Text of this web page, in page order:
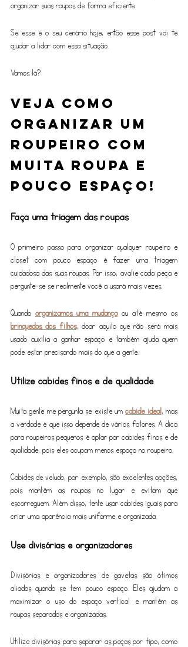
organizar suas roupas de forma eficiente.
Se esse é o seu cenário hoje, então esse post vai te
ajudar a lidar com essa situação.
Vamos lá?
Veja como
organizar um
roupeiro com
muita roupa e
pouco espaço!
Faça uma triagem das roupas
O primeiro passo para organizar qualquer roupeiro e
closet com pouco espaço é fazer uma triagem
cuidadosa das suas roupas. Por isso, avalie cada peça e
pergunte-se se realmente você a usará mais vezes.
Quando organizamos uma mudança
ou até mesmo os
brinquedos dos filhos, doar aquilo que não será mais
usado auxilia a ganhar espaço e também ajuda quem
pode estar precisando mais do que a gente.
Utilize cabides finos e de qualidade
Muita gente me pergunta se existe um cabide ideal, mas
a verdade é que isso depende de vários fatores. A dica
para roupeiros pequenos é optar por cabides finos e de
qualidade, pois eles ocupam menos espaço no roupeiro.
Cabides de veludo, por exemplo, são excelentes opções,
pois mantêm as roupas no lugar e evitam que
escorreguem. Além disso, tente usar cabides iguais para
criar uma aparência mais uniforme e organizada.
Use divisórias e organizadores
Divisórias e organizadores de gavetas são ótimos
aliados quando se tem pouco espaço. Eles ajudam a
maximizar o uso do espaço vertical e mantêm as
roupas separadas e organizadas.
Utilize divisórias para separar as peças por tipo, como